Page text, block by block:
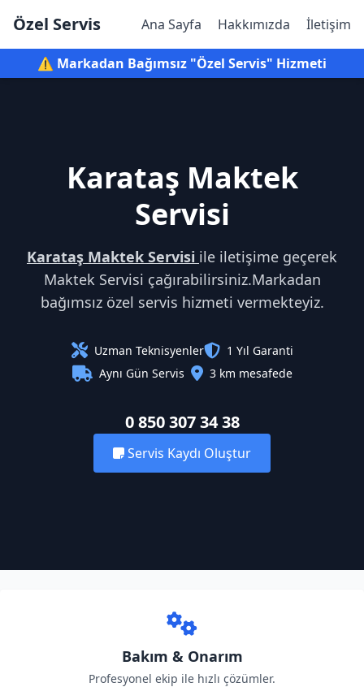
Özel Servis Ana Sayfa Hakkımızda İletişim
⚠️ Markadan Bağımsız "Özel Servis" Hizmeti
Karataş Maktek
Servisi
Karataş Maktek Servisi ile iletişime geçerek
Maktek Servisi çağırabilirsiniz.Markadan
bağımsız özel servis hizmeti vermekteyiz.
Uzman Teknisyenler
1 Yıl Garanti
Aynı Gün Servis
3 km mesafede
0 850 307 34 38
Servis Kaydı Oluştur
Bakım & Onarım
Profesyonel ekip ile hızlı çözümler.